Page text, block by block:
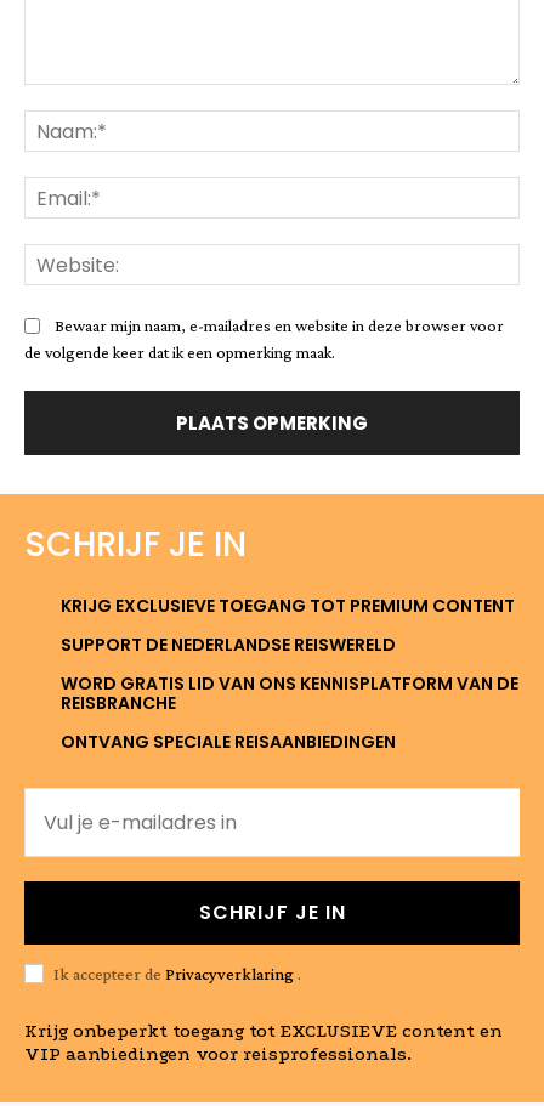
Bewaar mijn naam, e-mailadres en website in deze browser voor
de volgende keer dat ik een opmerking maak.
SCHRIJF JE IN
KRIJG EXCLUSIEVE TOEGANG TOT PREMIUM CONTENT
SUPPORT DE NEDERLANDSE REISWERELD
WORD GRATIS LID VAN ONS KENNISPLATFORM VAN DE
REISBRANCHE
ONTVANG SPECIALE REISAANBIEDINGEN
SCHRIJF JE IN
Ik accepteer de Privacyverklaring .
Krijg onbeperkt toegang tot EXCLUSIEVE content en
VIP aanbiedingen voor reisprofessionals.